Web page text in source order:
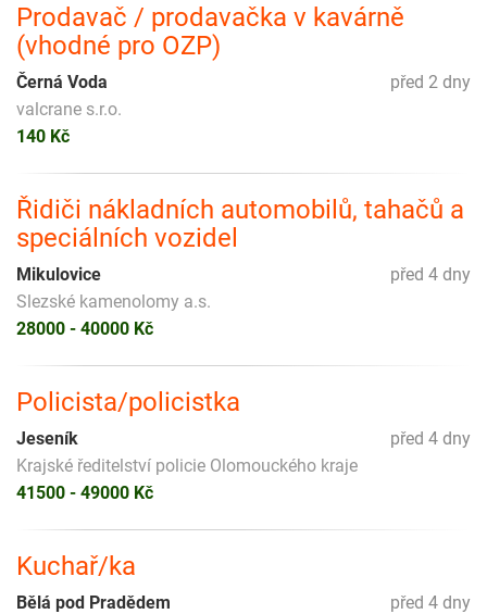
Prodavač / prodavačka v kavárně
(vhodné pro OZP)
před 2 dny
Černá Voda
valcrane s.r.o.
140 Kč
Řidiči nákladních automobilů, tahačů a
speciálních vozidel
před 4 dny
Mikulovice
Slezské kamenolomy a.s.
28000 - 40000 Kč
Policista/policistka
před 4 dny
Jeseník
Krajské ředitelství policie Olomouckého kraje
41500 - 49000 Kč
Kuchař/ka
před 4 dny
Bělá pod Pradědem